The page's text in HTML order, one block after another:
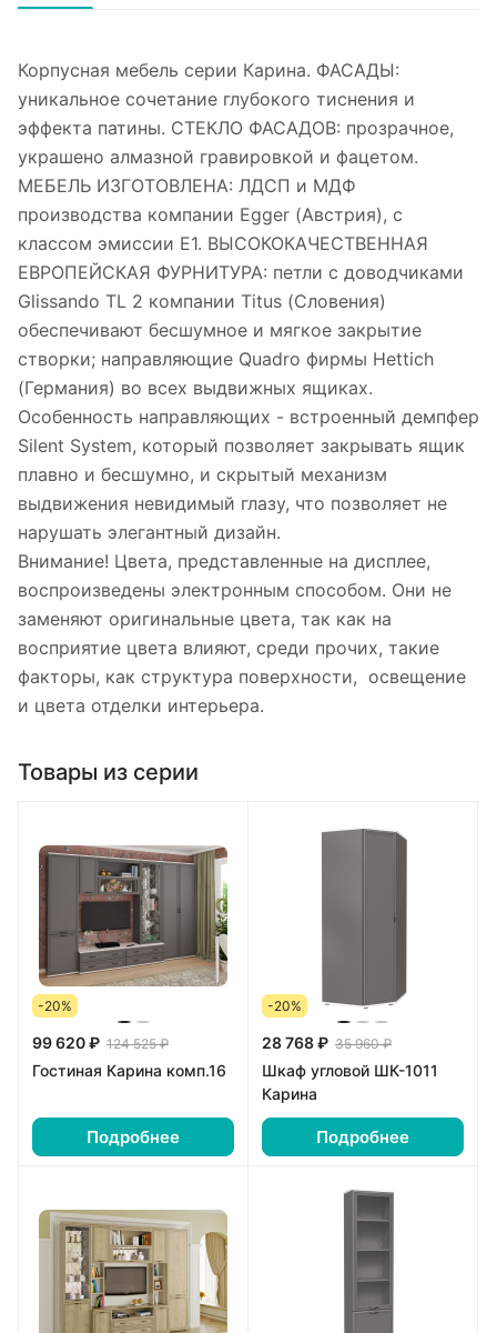
Корпусная мебель серии Карина. ФАСАДЫ:
уникальное сочетание глубокого тиснения и
эффекта патины. СТЕКЛО ФАСАДОВ: прозрачное,
украшено алмазной гравировкой и фацетом.
МЕБЕЛЬ ИЗГОТОВЛЕНА: ЛДСП и МДФ
производства компании Egger (Австрия), с
классом эмиссии Е1. ВЫСОКОКАЧЕСТВЕННАЯ
ЕВРОПЕЙСКАЯ ФУРНИТУРА: петли с доводчиками
Glissando TL 2 компании Titus (Словения)
обеспечивают бесшумное и мягкое закрытие
створки; направляющие Quadro фирмы Hettich
(Германия) во всех выдвижных ящиках.
Особенность направляющих - встроенный демпфер
Silent System, который позволяет закрывать ящик
плавно и бесшумно, и скрытый механизм
выдвижения невидимый глазу, что позволяет не
нарушать элегантный дизайн.
Внимание! Цвета, представленные на дисплее,
воспроизведены электронным способом. Они не
заменяют оригинальные цвета, так как на
восприятие цвета влияют, среди прочих, такие
факторы, как структура поверхности, освещение
и цвета отделки интерьера.
Товары из серии
-20%
99 620 ₽ 124 525 ₽
Гостиная Карина комп.16
Подробнее
-20%
28 768 ₽ 35 960 ₽
Шкаф угловой ШК-1011
Карина
Подробнее